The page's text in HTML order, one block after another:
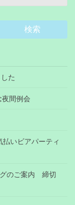
た
間例会
いビアパーティ
のご案内 締切